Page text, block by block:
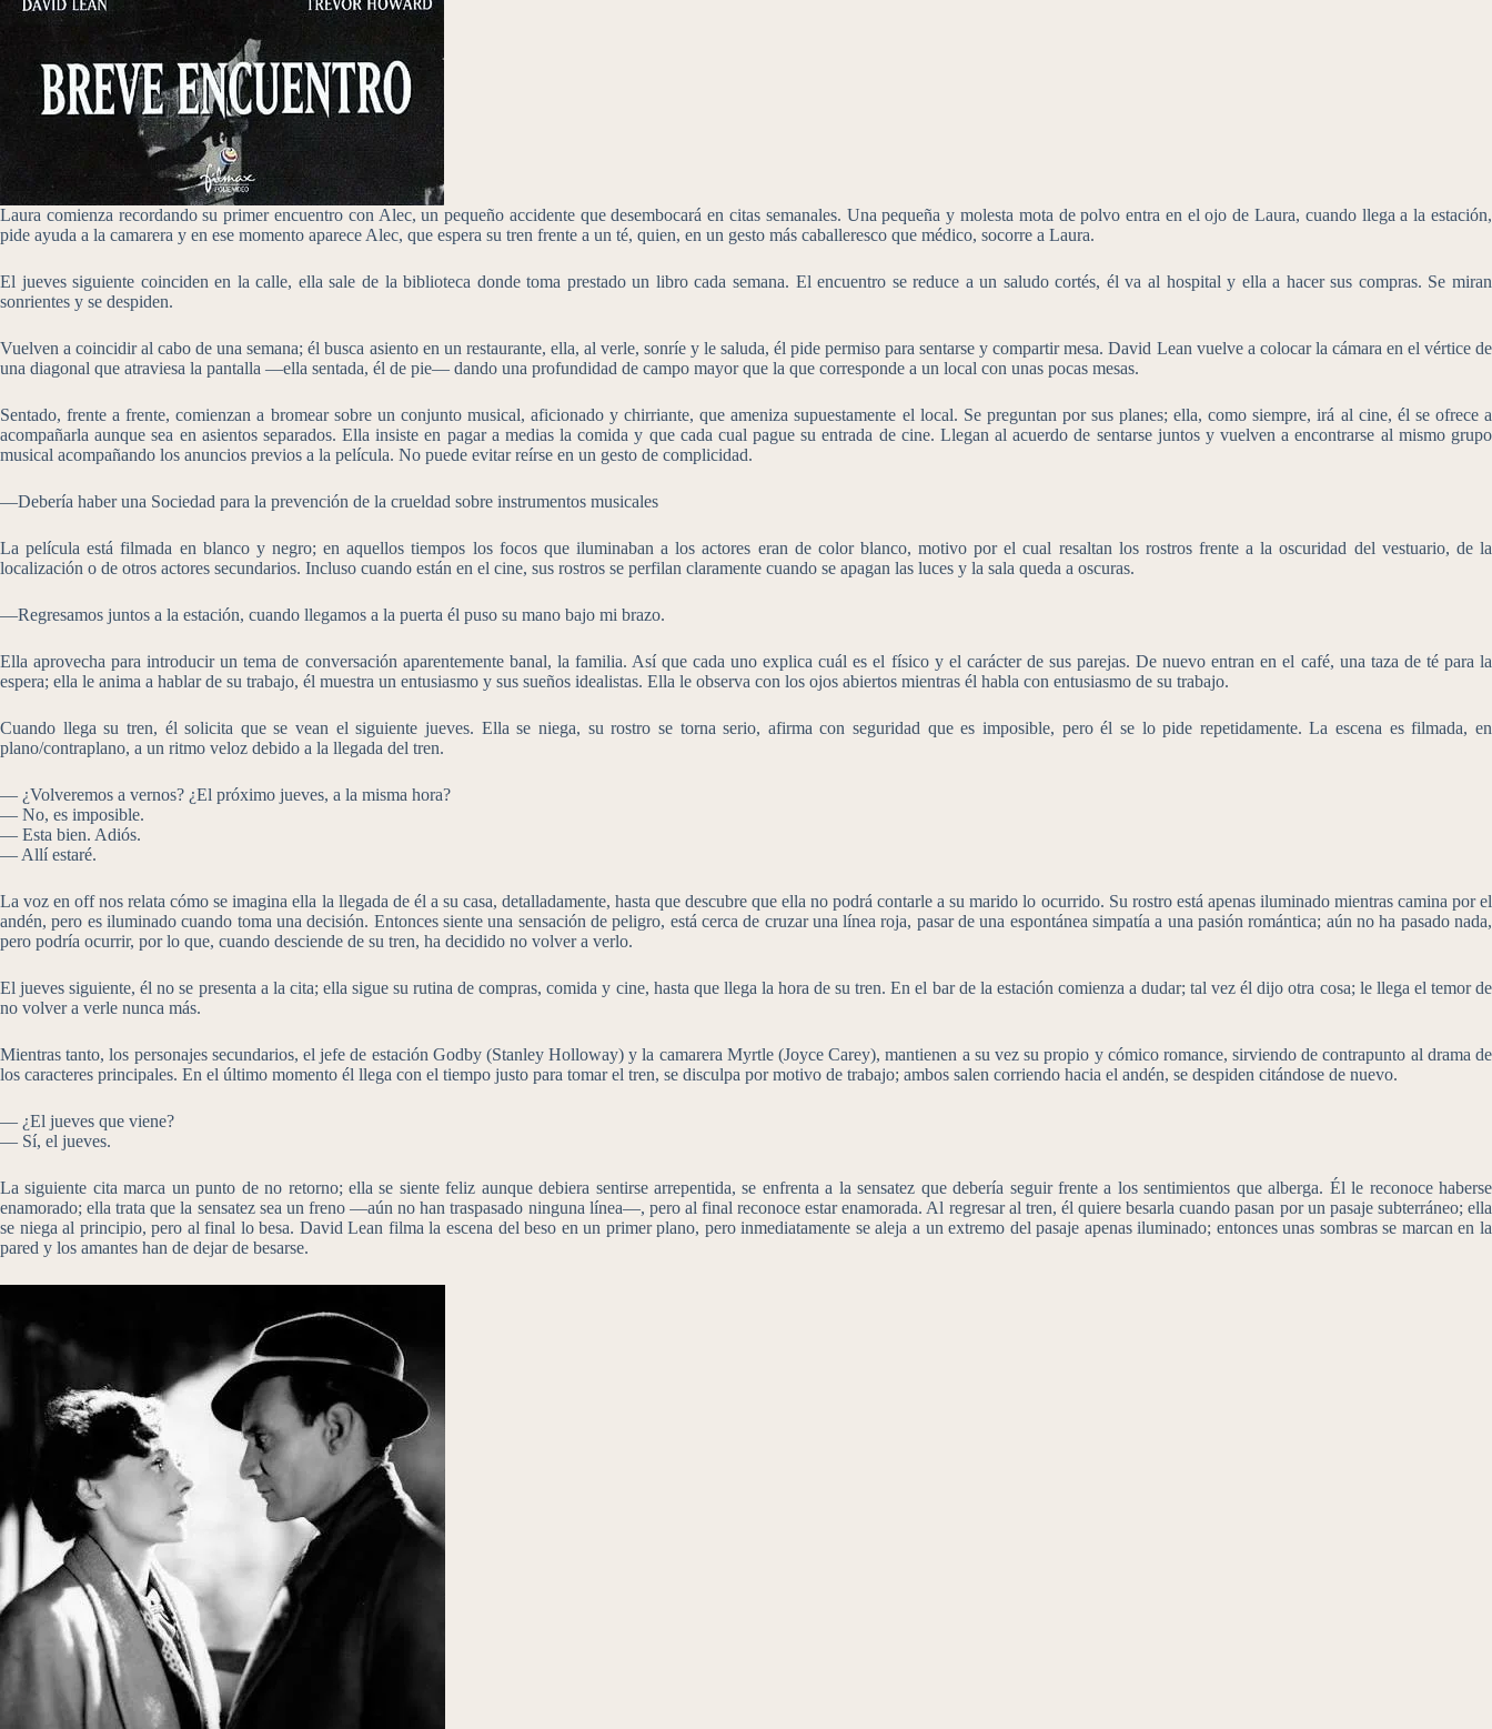
Laura comienza recordando su primer encuentro con Alec, un pequeño accidente que desembocará en citas semanales. Una pequeña y molesta mota de polvo entra en el ojo de Laura, cuando llega a la estación,
pide ayuda a la camarera y en ese momento aparece Alec, que espera su tren frente a un té, quien, en un gesto más caballeresco que médico, socorre a Laura.
El jueves siguiente coinciden en la calle, ella sale de la biblioteca donde toma prestado un libro cada semana. El encuentro se reduce a un saludo cortés, él va al hospital y ella a hacer sus compras. Se miran
sonrientes y se despiden.
Vuelven a coincidir al cabo de una semana; él busca asiento en un restaurante, ella, al verle, sonríe y le saluda, él pide permiso para sentarse y compartir mesa. David Lean vuelve a colocar la cámara en el vértice de
una diagonal que atraviesa la pantalla —ella sentada, él de pie— dando una profundidad de campo mayor que la que corresponde a un local con unas pocas mesas.
Sentado, frente a frente, comienzan a bromear sobre un conjunto musical, aficionado y chirriante, que ameniza supuestamente el local. Se preguntan por sus planes; ella, como siempre, irá al cine, él se ofrece a
acompañarla aunque sea en asientos separados. Ella insiste en pagar a medias la comida y que cada cual pague su entrada de cine. Llegan al acuerdo de sentarse juntos y vuelven a encontrarse al mismo grupo
musical acompañando los anuncios previos a la película. No puede evitar reírse en un gesto de complicidad.
—Debería haber una Sociedad para la prevención de la crueldad sobre instrumentos musicales
La película está filmada en blanco y negro; en aquellos tiempos los focos que iluminaban a los actores eran de color blanco, motivo por el cual resaltan los rostros frente a la oscuridad del vestuario, de la
localización o de otros actores secundarios. Incluso cuando están en el cine, sus rostros se perfilan claramente cuando se apagan las luces y la sala queda a oscuras.
—Regresamos juntos a la estación, cuando llegamos a la puerta él puso su mano bajo mi brazo.
Ella aprovecha para introducir un tema de conversación aparentemente banal, la familia. Así que cada uno explica cuál es el físico y el carácter de sus parejas. De nuevo entran en el café, una taza de té para la
espera; ella le anima a hablar de su trabajo, él muestra un entusiasmo y sus sueños idealistas. Ella le observa con los ojos abiertos mientras él habla con entusiasmo de su trabajo.
Cuando llega su tren, él solicita que se vean el siguiente jueves. Ella se niega, su rostro se torna serio, afirma con seguridad que es imposible, pero él se lo pide repetidamente. La escena es filmada, en
plano/contraplano, a un ritmo veloz debido a la llegada del tren.
— ¿Volveremos a vernos? ¿El próximo jueves, a la misma hora?
— No, es imposible.
— Esta bien. Adiós.
— Allí estaré.
La voz en off nos relata cómo se imagina ella la llegada de él a su casa, detalladamente, hasta que descubre que ella no podrá contarle a su marido lo ocurrido. Su rostro está apenas iluminado mientras camina por el
andén, pero es iluminado cuando toma una decisión. Entonces siente una sensación de peligro, está cerca de cruzar una línea roja, pasar de una espontánea simpatía a una pasión romántica; aún no ha pasado nada,
pero podría ocurrir, por lo que, cuando desciende de su tren, ha decidido no volver a verlo.
El jueves siguiente, él no se presenta a la cita; ella sigue su rutina de compras, comida y cine, hasta que llega la hora de su tren. En el bar de la estación comienza a dudar; tal vez él dijo otra cosa; le llega el temor de
no volver a verle nunca más.
Mientras tanto, los personajes secundarios, el jefe de estación Godby (Stanley Holloway) y la camarera Myrtle (Joyce Carey), mantienen a su vez su propio y cómico romance, sirviendo de contrapunto al drama de
los caracteres principales. En el último momento él llega con el tiempo justo para tomar el tren, se disculpa por motivo de trabajo; ambos salen corriendo hacia el andén, se despiden citándose de nuevo.
— ¿El jueves que viene?
— Sí, el jueves.
La siguiente cita marca un punto de no retorno; ella se siente feliz aunque debiera sentirse arrepentida, se enfrenta a la sensatez que debería seguir frente a los sentimientos que alberga. Él le reconoce haberse
enamorado; ella trata que la sensatez sea un freno —aún no han traspasado ninguna línea—, pero al final reconoce estar enamorada. Al regresar al tren, él quiere besarla cuando pasan por un pasaje subterráneo; ella
se niega al principio, pero al final lo besa. David Lean filma la escena del beso en un primer plano, pero inmediatamente se aleja a un extremo del pasaje apenas iluminado; entonces unas sombras se marcan en la
pared y los amantes han de dejar de besarse.